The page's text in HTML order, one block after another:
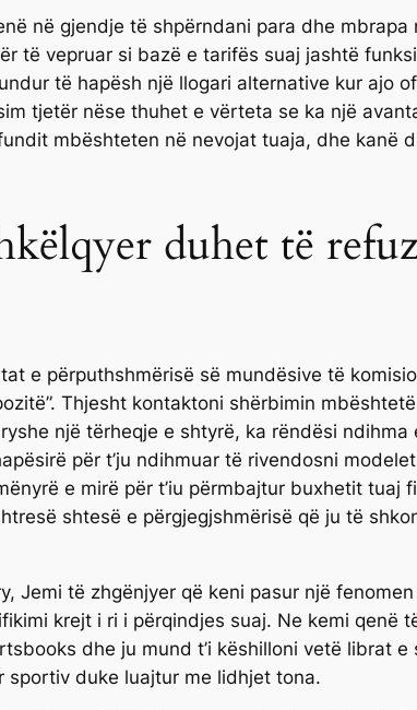
në gjendje të shpërndani para dhe
të vepruar si bazë e tarifës suaj jashtë
të hapësh një llogari alternative kur ajo
tjetër nëse thuhet e vërteta se ka një
mbështeten në nevojat tuaja, dhe kanë
duhet të
e përputhshmërisë së mundësive të
Thjesht kontaktoni shërbimin
një tërheqje e shtyrë, ka rëndësi
​​për t’ju ndihmuar të rivendosni
e mirë për t’iu përmbajtur buxhetit tuaj
shtesë e përgjegjshmërisë që ju të
Jemi të zhgënjyer që keni pasur një
krejt i ri i përqindjes suaj. Ne kemi qenë
dhe ju mund t’i këshilloni vetë librat
sportiv duke luajtur me lidhjet tona.